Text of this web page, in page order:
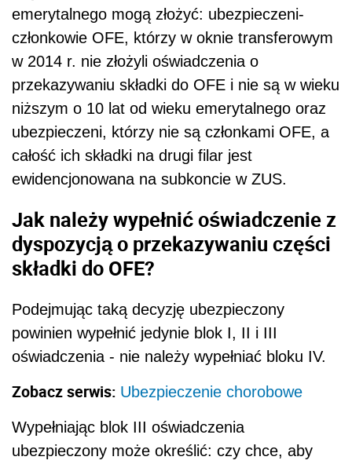
emerytalnego mogą złożyć: ubezpieczeni-
członkowie OFE, którzy w oknie transferowym
w 2014 r. nie złożyli oświadczenia o
przekazywaniu składki do OFE i nie są w wieku
niższym o 10 lat od wieku emerytalnego oraz
ubezpieczeni, którzy nie są członkami OFE, a
całość ich składki na drugi filar jest
ewidencjonowana na subkoncie w ZUS.
Jak należy wypełnić oświadczenie z
dyspozycją o przekazywaniu części
składki do OFE?
Podejmując taką decyzję ubezpieczony
powinien wypełnić jedynie blok I, II i III
oświadczenia - nie należy wypełniać bloku IV.
Zobacz serwis: Ubezpieczenie chorobowe
Wypełniając blok III oświadczenia
ubezpieczony może określić: czy chce, aby